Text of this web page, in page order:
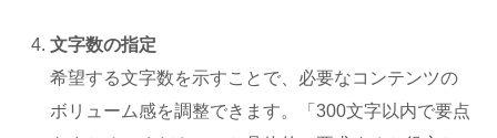
文字数の指定
希望する文字数を示すことで、必要なコンテンツの
ボリューム感を調整できます。「300文字以内で要点